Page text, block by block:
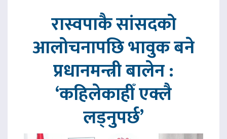
रास्वपाकै सांसदको
आलोचनापछि भावुक बने
प्रधानमन्त्री बालेन :
‘कहिलेकाहीँ एक्लै
लड्नुपर्छ’